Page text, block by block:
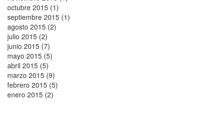
octubre 2015 (1)
septiembre 2015 (1)
agosto 2015 (2)
julio 2015 (2)
junio 2015 (7)
mayo 2015 (5)
abril 2015 (5)
marzo 2015 (9)
febrero 2015 (5)
enero 2015 (2)